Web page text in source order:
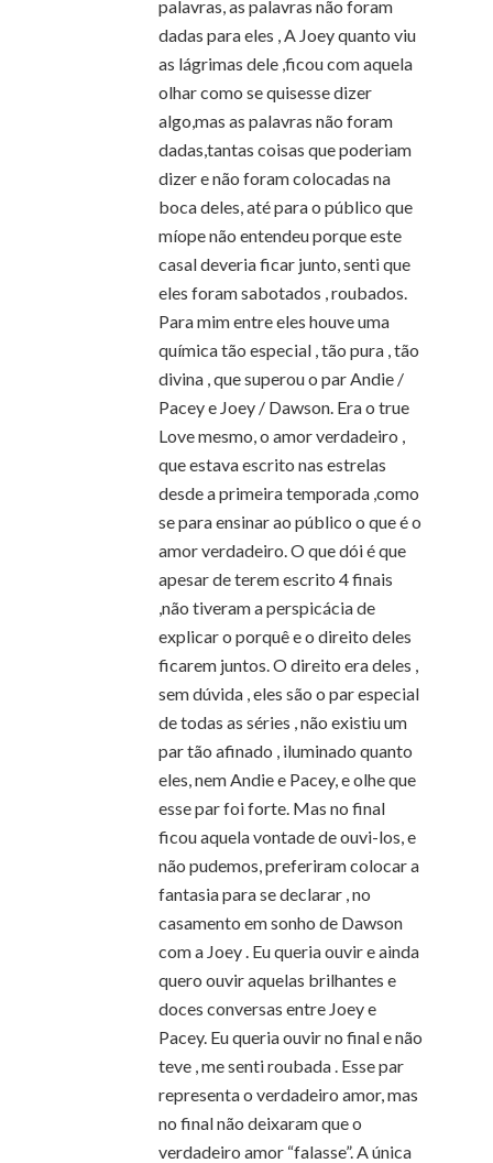
palavras, as palavras não foram
dadas para eles , A Joey quanto viu
as lágrimas dele ,ficou com aquela
olhar como se quisesse dizer
algo,mas as palavras não foram
dadas,tantas coisas que poderiam
dizer e não foram colocadas na
boca deles, até para o público que
míope não entendeu porque este
casal deveria ficar junto, senti que
eles foram sabotados , roubados.
Para mim entre eles houve uma
química tão especial , tão pura , tão
divina , que superou o par Andie /
Pacey e Joey / Dawson. Era o true
Love mesmo, o amor verdadeiro ,
que estava escrito nas estrelas
desde a primeira temporada ,como
se para ensinar ao público o que é o
amor verdadeiro. O que dói é que
apesar de terem escrito 4 finais
,não tiveram a perspicácia de
explicar o porquê e o direito deles
ficarem juntos. O direito era deles ,
sem dúvida , eles são o par especial
de todas as séries , não existiu um
par tão afinado , iluminado quanto
eles, nem Andie e Pacey, e olhe que
esse par foi forte. Mas no final
ficou aquela vontade de ouvi-los, e
não pudemos, preferiram colocar a
fantasia para se declarar , no
casamento em sonho de Dawson
com a Joey . Eu queria ouvir e ainda
quero ouvir aquelas brilhantes e
doces conversas entre Joey e
Pacey. Eu queria ouvir no final e não
teve , me senti roubada . Esse par
representa o verdadeiro amor, mas
no final não deixaram que o
verdadeiro amor “falasse”. A única